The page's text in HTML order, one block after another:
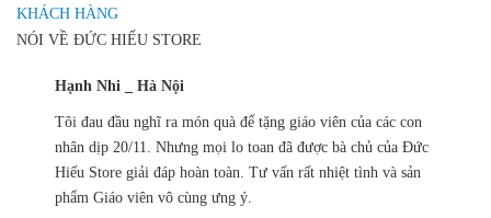
KHÁCH HÀNG
NÓI VỀ ĐỨC HIẾU STORE
Hạnh Nhi _ Hà Nội
Tôi đau đầu nghĩ ra món quà để tặng giáo viên của các con
nhân dịp 20/11. Nhưng mọi lo toan đã được bà chủ của Đức
Hiếu Store giải đáp hoàn toàn. Tư vấn rất nhiệt tình và sản
phẩm Giáo viên vô cùng ưng ý.